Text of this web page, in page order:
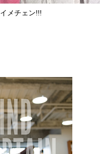
イメチェン!!!